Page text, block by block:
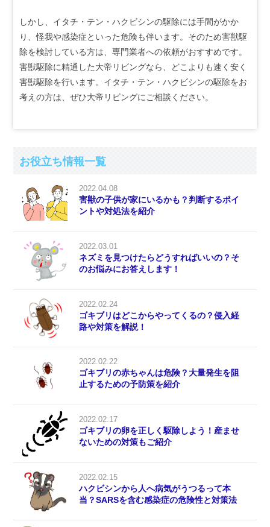
しかし、イタチ・テン・ハクビシンの駆除には手間がかか
り、怪我や感染症といった危険も伴います。そのため害獣駆
除を検討している方は、専門業者への依頼がおすすめです。
害獣駆除に精通した大帝リビングなら、どこよりも速く安く
害獣駆除を行います。イタチ・テン・ハクビシンの駆除をお
考えの方は、ぜひ大帝リビングにご相談ください。
お役立ち情報一覧
2022.04.08
害獣の子供が家にいるかも？判断するポイ
ントや対処法を紹介
2022.03.01
ネズミを見つけたらどうすればいいの？そ
のお悩みにお答えします！
2022.02.24
ゴキブリはどこからやってくるの？侵入経
路や対策を解説！
2022.02.22
ゴキブリの赤ちゃんは危険？大量発生を阻
止するための予防策を紹介
2022.02.17
ゴキブリの卵を正しく駆除しよう！産ませ
ないための対策もご紹介
2022.02.15
ハクビシンから人へ病気がうつるって本
当？SARSを含む感染症の危険性と対策法